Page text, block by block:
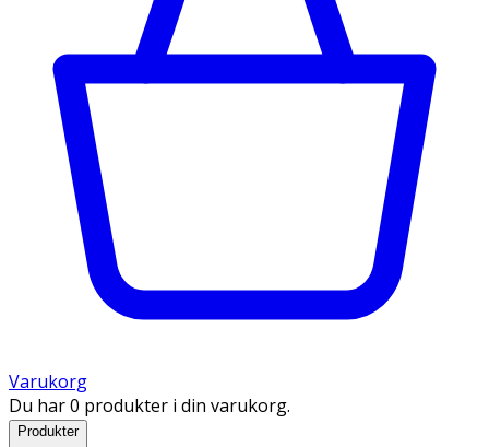
Varukorg
Du har 0 produkter i din varukorg.
Produkter